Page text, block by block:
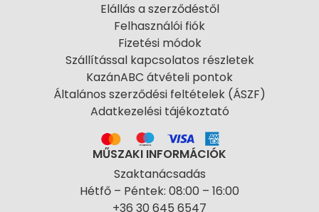
Elállás a szerződéstől
Felhasználói fiók
Fizetési módok
Szállítással kapcsolatos részletek
KazánABC átvételi pontok
Általános szerződési feltételek (ÁSZF)
Adatkezelési tájékoztató
MŰSZAKI INFORMÁCIÓK
Szaktanácsadás
Hétfő – Péntek: 08:00 – 16:00
+36 30 645 6547